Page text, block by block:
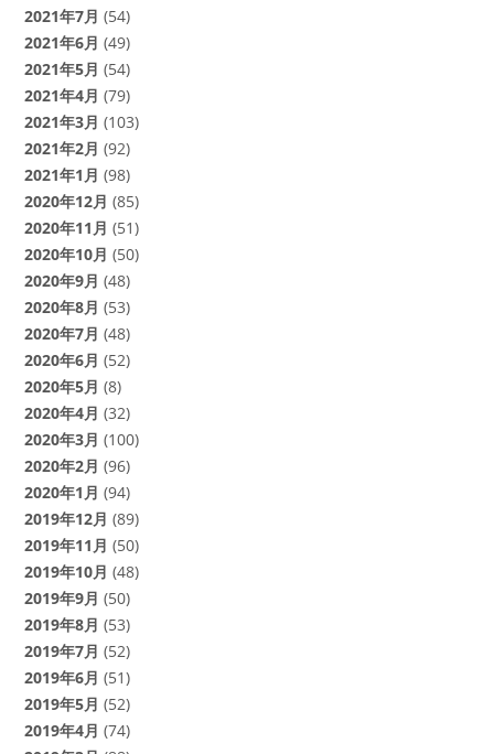
2021年7月 (54)
2021年6月 (49)
2021年5月 (54)
2021年4月 (79)
2021年3月 (103)
2021年2月 (92)
2021年1月 (98)
2020年12月 (85)
2020年11月 (51)
2020年10月 (50)
2020年9月 (48)
2020年8月 (53)
2020年7月 (48)
2020年6月 (52)
2020年5月 (8)
2020年4月 (32)
2020年3月 (100)
2020年2月 (96)
2020年1月 (94)
2019年12月 (89)
2019年11月 (50)
2019年10月 (48)
2019年9月 (50)
2019年8月 (53)
2019年7月 (52)
2019年6月 (51)
2019年5月 (52)
2019年4月 (74)